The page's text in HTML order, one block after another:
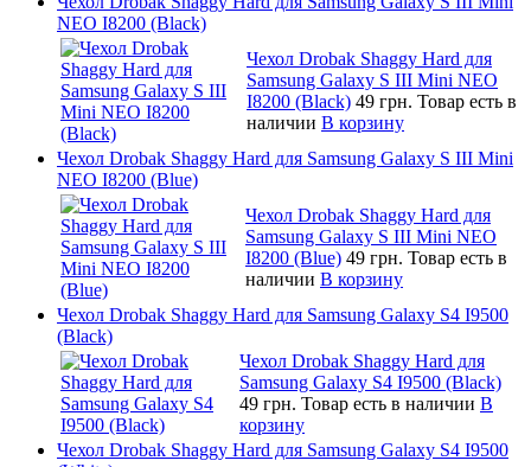
NEO I8200 (Black)
Чехол Drobak Shaggy Hard для
Samsung Galaxy S III Mini NEO
I8200 (Black) 49 грн. Товар есть в
наличии В корзину
Чехол Drobak Shaggy Hard для Samsung Galaxy S III Mini
NEO I8200 (Blue)
Чехол Drobak Shaggy Hard для
Samsung Galaxy S III Mini NEO
I8200 (Blue) 49 грн. Товар есть в
наличии В корзину
Чехол Drobak Shaggy Hard для Samsung Galaxy S4 I9500
(Black)
Чехол Drobak Shaggy Hard для
Samsung Galaxy S4 I9500 (Black)
49 грн. Товар есть в наличии В
корзину
Чехол Drobak Shaggy Hard для Samsung Galaxy S4 I9500